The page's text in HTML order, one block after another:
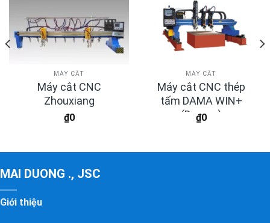
MÁY CẮT
Máy cắt CNC
Zhouxiang
₫0
MÁY CẮT
Máy cắt CNC thép
tấm DAMA WIN+
(Dagger)
₫0
MAI DUONG ., JSC
Giới thiệu